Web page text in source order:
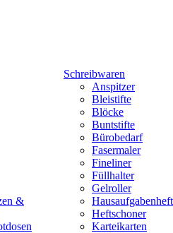
&
Schreibwaren
Anspitzer
Bleistifte
Blöcke
Buntstifte
Bürobedarf
Fasermaler
Fineliner
Füllhalter
Gelroller
Hausaufgabenheft
Heftschoner
Karteikarten